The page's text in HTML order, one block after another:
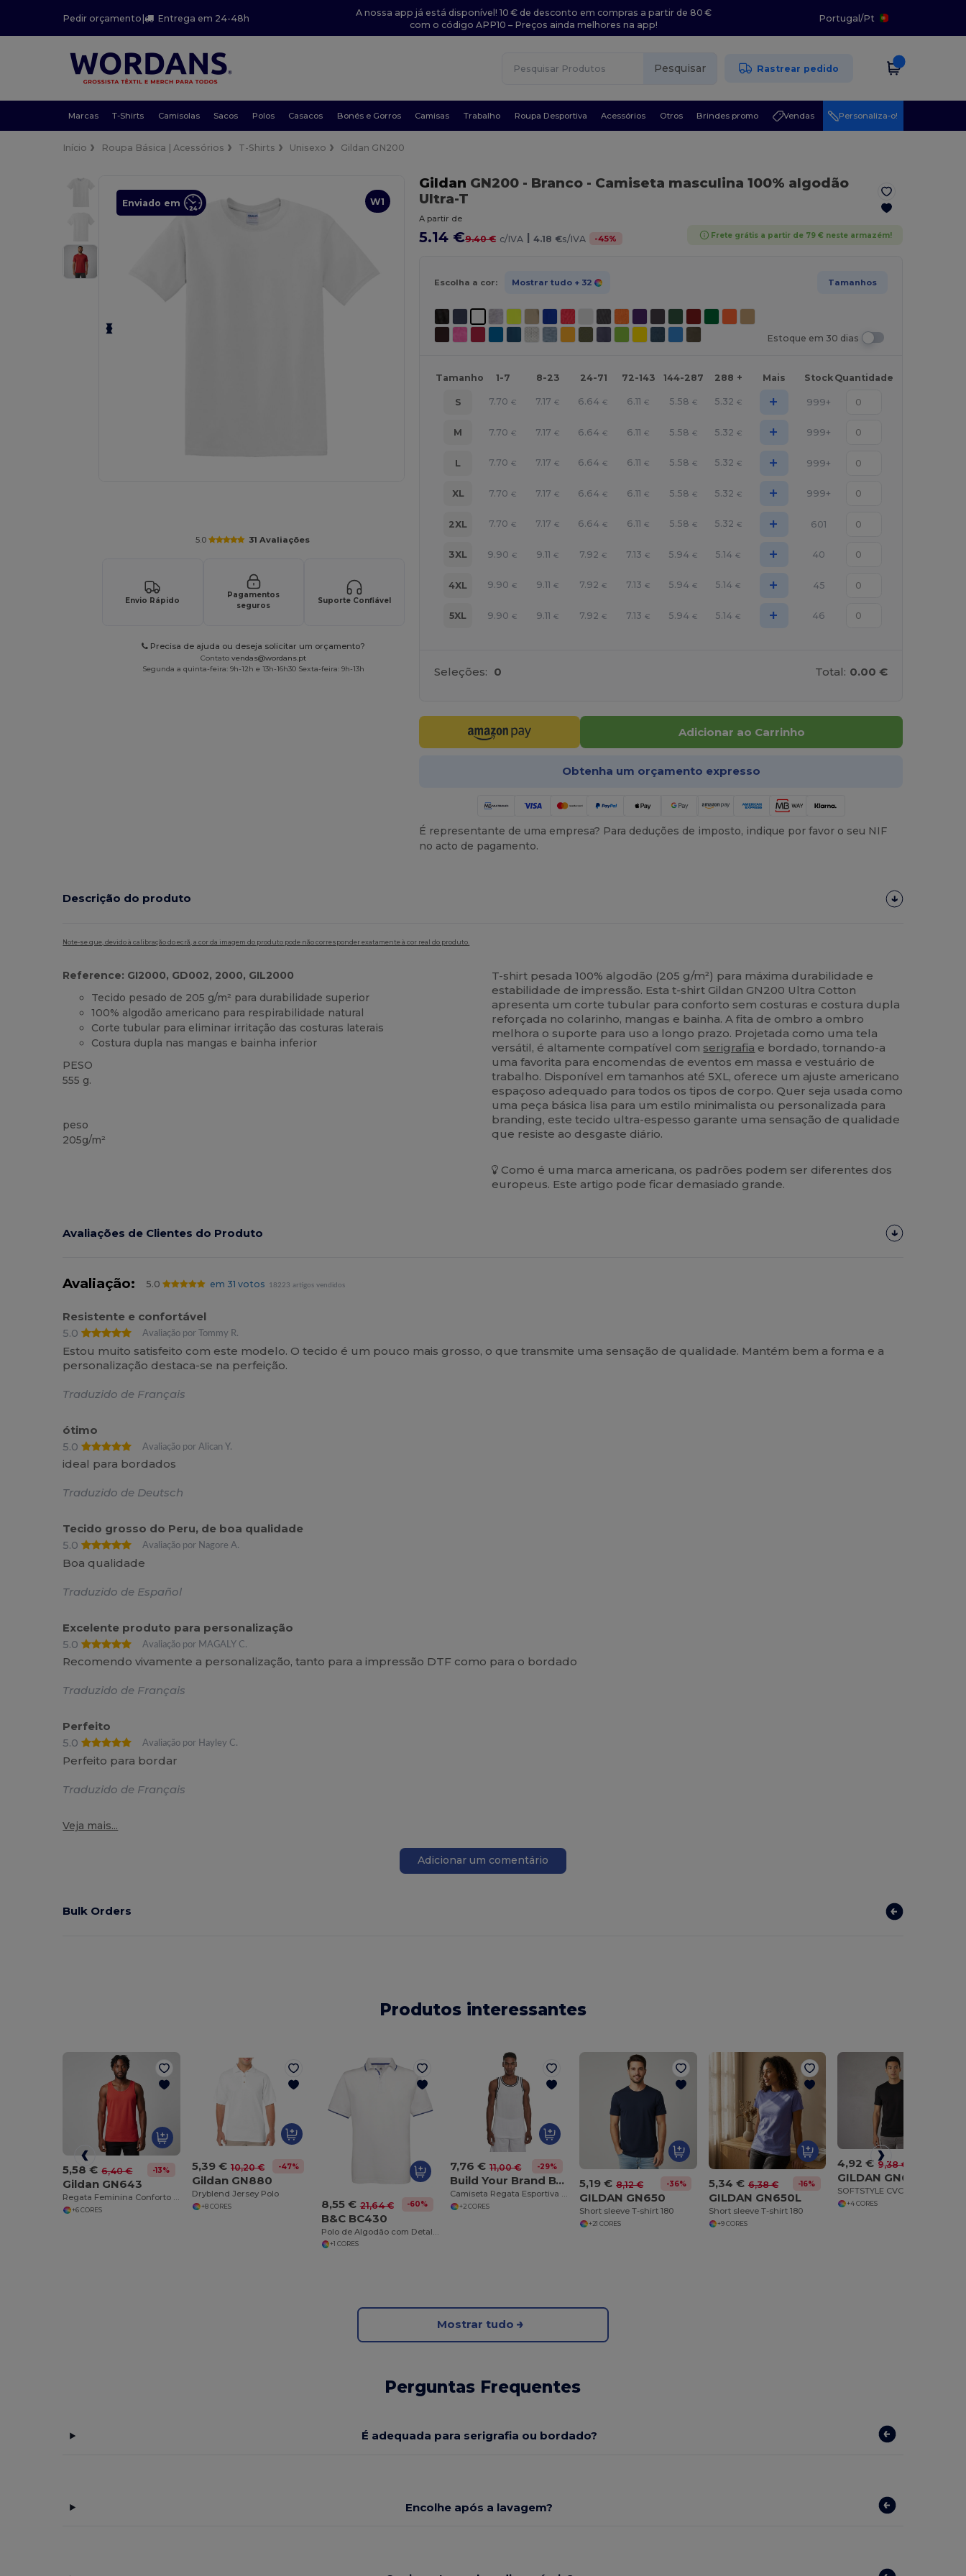
Pedir orçamento| Entrega em 24-48h
A nossa app já está disponível! 10 € de desconto em compras a partir de 80 €
com o código APP10 – Preços ainda melhores na app!
Portugal/Pt
Pesquisar Rastrear pedido
Marcas T-Shirts Camisolas Sacos Polos Casacos Bonés e Gorros Camisas Trabalho Roupa Desportiva Acessórios Otros Brindes promo Vendas Personaliza-o!
Início Roupa Básica | Acessórios T-Shirts Unisexo Gildan GN200
W1
Enviado em
5.0 31 Avaliações
Envio Rápido
Pagamentos
seguros
Suporte Confiável
Precisa de ajuda ou deseja solicitar um orçamento?
Contatovendas@wordans.pt
Segunda a quinta-feira: 9h-12h e 13h-16h30 Sexta-feira: 9h-13h
Gildan GN200 - Branco- Camiseta masculina 100% algodão
Ultra-T
A partir de
5.14 €9.40 € c/IVA | 4.18 €s/IVA -45% Frete grátis a partir de 79 € neste armazém!
Escolha a cor: Mostrar tudo + 32 Tamanhos
Estoque em 30 dias
Tamanho 1-7 8-23 24-71 72-143 144-287 288 + Mais Stock Quantidade
S 7.70 € 7.17 € 6.64 € 6.11 € 5.58 € 5.32 € + 999+
M 7.70 € 7.17 € 6.64 € 6.11 € 5.58 € 5.32 € + 999+
L 7.70 € 7.17 € 6.64 € 6.11 € 5.58 € 5.32 € + 999+
XL 7.70 € 7.17 € 6.64 € 6.11 € 5.58 € 5.32 € + 999+
2XL 7.70 € 7.17 € 6.64 € 6.11 € 5.58 € 5.32 € + 601
3XL 9.90 € 9.11 € 7.92 € 7.13 € 5.94 € 5.14 € + 40
4XL 9.90 € 9.11 € 7.92 € 7.13 € 5.94 € 5.14 € + 45
5XL 9.90 € 9.11 € 7.92 € 7.13 € 5.94 € 5.14 € + 46
Seleções: 0 Total: 0.00 €
Adicionar ao Carrinho
Obtenha um orçamento expresso
É representante de uma empresa? Para deduções de imposto, indique por favor o seu NIF
no acto de pagamento.
Descrição do produto
Note-se que, devido à calibração do ecrã, a cor da imagem do produto pode não corresponder exatamente à cor real do produto.
Reference: GI2000, GD002, 2000, GIL2000
Tecido pesado de 205 g/m² para durabilidade superior
100% algodão americano para respirabilidade natural
Corte tubular para eliminar irritação das costuras laterais
Costura dupla nas mangas e bainha inferior
PESO
555 g.
peso
205g/m²
T-shirt pesada 100% algodão (205 g/m²) para máxima durabilidade e
estabilidade de impressão. Esta t-shirt Gildan GN200 Ultra Cotton
apresenta um corte tubular para conforto sem costuras e costura dupla
reforçada no colarinho, mangas e bainha. A fita de ombro a ombro
melhora o suporte para uso a longo prazo. Projetada como uma tela
versátil, é altamente compatível com serigrafia e bordado, tornando-a
uma favorita para encomendas de eventos em massa e vestuário de
trabalho. Disponível em tamanhos até 5XL, oferece um ajuste americano
espaçoso adequado para todos os tipos de corpo. Quer seja usada como
uma peça básica lisa para um estilo minimalista ou personalizada para
branding, este tecido ultra-espesso garante uma sensação de qualidade
que resiste ao desgaste diário.
Como é uma marca americana, os padrões podem ser diferentes dos
europeus. Este artigo pode ficar demasiado grande.
Avaliações de Clientes do Produto
Avaliação: 5.0 em 31 votos 18223 artigos vendidos
Resistente e confortável
5.0
Avaliação por Tommy R.
Estou muito satisfeito com este modelo. O tecido é um pouco mais grosso, o que transmite uma sensação de qualidade. Mantém bem a forma e a
personalização destaca-se na perfeição.
Traduzido de Français
ótimo
5.0
Avaliação por Alican Y.
ideal para bordados
Traduzido de Deutsch
Tecido grosso do Peru, de boa qualidade
5.0
Avaliação por Nagore A.
Boa qualidade
Traduzido de Español
Excelente produto para personalização
5.0
Avaliação por MAGALY C.
Recomendo vivamente a personalização, tanto para a impressão DTF como para o bordado
Traduzido de Français
Perfeito
5.0
Avaliação por Hayley C.
Perfeito para bordar
Traduzido de Français
Veja mais...
Adicionar um comentário
Bulk Orders
Produtos interessantes
5,58 € 6,40 € -13%
Gildan GN643
Regata Feminina Conforto e Estilo
+6 CORES
5,39 € 10,20 € -47%
Gildan GN880
Dryblend Jersey Polo
+8 CORES 8,55 € 21,64 € -60%
B&C BC430
+1 CORES
7,76 € 11,00 € -29%
Build Your Brand BY009
Camiseta Regata Esportiva Ventilada
+2 CORES
5,19 € 8,12 € -36%
GILDAN GN650
Short sleeve T-shirt 180
+21 CORES
5,34 € 6,38 € -16%
GILDAN GN650L
Short sleeve T-shirt 180
+9 CORES
4,92 € 9,38 €
GILDAN GN670
+4 CORES
Mostrar tudo
Perguntas Frequentes
É adequada para serigrafia ou bordado?
Encolhe após a lavagem?